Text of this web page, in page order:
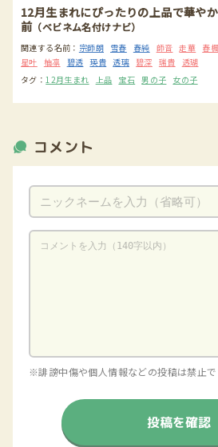
12月生まれにぴったりの上品で華や
前（ベビネム名付けナビ）
関連する名前： 宗師朗 雪春 春純 師音 走華 春
星叶 柚凛 碧透 瑛貴 透璃 碧深 瑞貴
透瑚
タグ：12月生まれ 上品 宝石 男の子 女の子
コメント
※誹謗中傷や個人情報などの投稿は禁止で
投稿を確認